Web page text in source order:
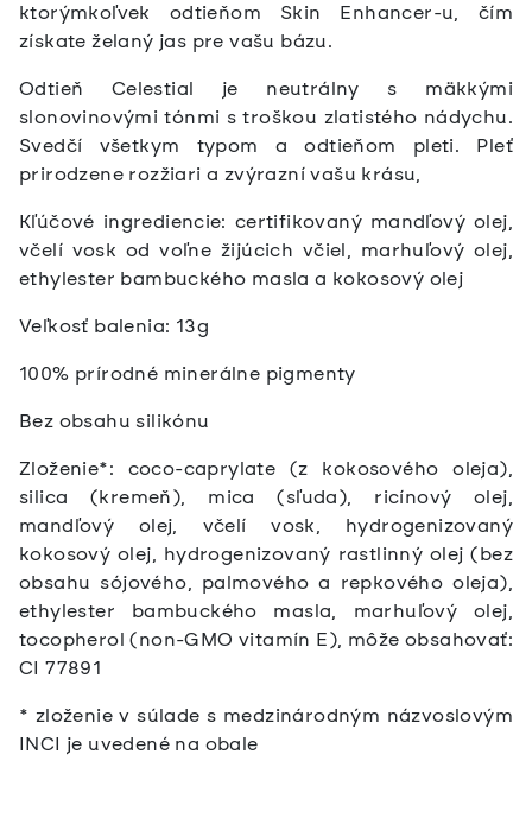
ktorýmkoľvek odtieňom Skin Enhancer-u, čím
získate želaný jas pre vašu bázu.
Odtieň Celestial je neutrálny s mäkkými
slonovinovými tónmi s troškou zlatistého nádychu.
Svedčí všetkym typom a odtieňom pleti. Pleť
prirodzene rozžiari a zvýrazní vašu krásu,
Kľúčové ingrediencie: certifikovaný mandľový olej,
včelí vosk od voľne žijúcich včiel, marhuľový olej,
ethylester bambuckého masla a kokosový olej
Veľkosť balenia: 13g
100% prírodné minerálne pigmenty
Bez obsahu silikónu
Zloženie*: coco-caprylate (z kokosového oleja),
silica (kremeň), mica (sľuda), ricínový olej,
mandľový olej, včelí vosk, hydrogenizovaný
kokosový olej, hydrogenizovaný rastlinný olej (bez
obsahu sójového, palmového a repkového oleja),
ethylester bambuckého masla, marhuľový olej,
tocopherol (non-GMO vitamín E), môže obsahovať:
CI 77891
* zloženie v súlade s medzinárodným názvoslovým
INCI je uvedené na obale